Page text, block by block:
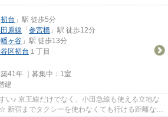
初台 」駅 徒歩5分
原線 「参宮橋 」駅 徒歩12分
幡ヶ谷 」駅 徒歩13分
区初台 １丁目
41年 ｜募集中： 1室
建
い♪ 京王線だけでなく、小田急線も使える立地な
新宿までタクシーを使わなくても行ける距離なの